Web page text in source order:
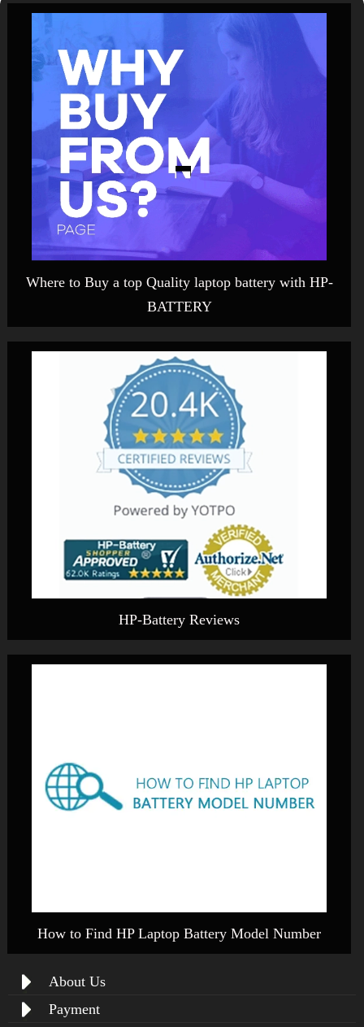
Where to Buy a top Quality laptop battery with HP-
BATTERY
HP-Battery Reviews
How to Find HP Laptop Battery Model Number
About Us
Payment